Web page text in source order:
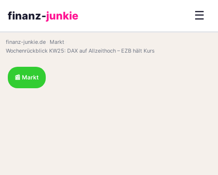
finanz-junkie ☰
finanz-junkie.de Markt
Wochenrückblick KW25: DAX auf Allzeithoch – EZB hält Kurs
📰 Markt